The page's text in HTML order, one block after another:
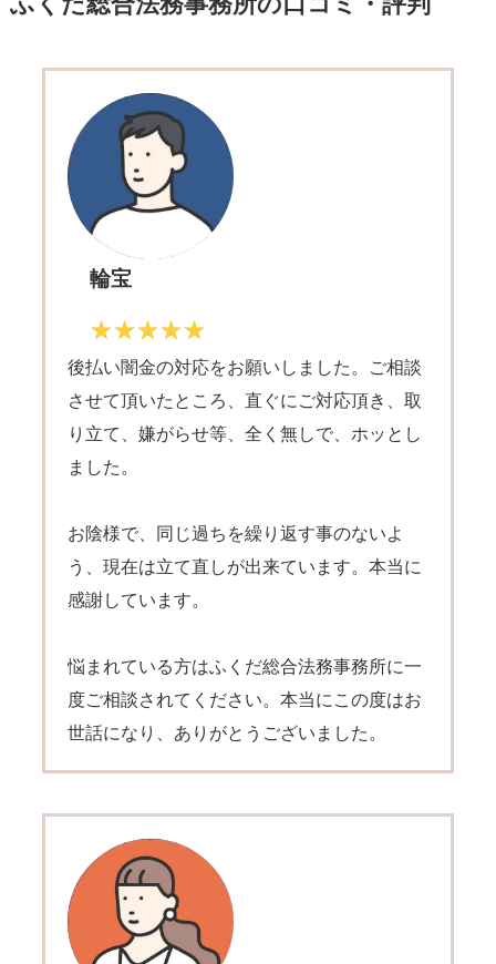
輪宝
後払い闇金の対応をお願いしました。ご相談
させて頂いたところ、直ぐにご対応頂き、取
り立て、嫌がらせ等、全く無しで、ホッとし
ました。
お陰様で、同じ過ちを繰り返す事のないよ
う、現在は立て直しが出来ています。本当に
感謝しています。
悩まれている方はふくだ総合法務事務所に一
度ご相談されてください。本当にこの度はお
世話になり、ありがとうございました。